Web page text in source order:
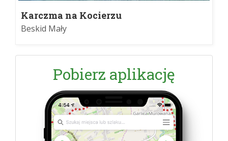
Karczma na Kocierzu
Beskid Mały
Pobierz aplikację